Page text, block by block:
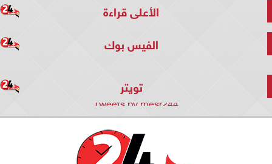
الأعلى قراءة
الفيس بوك
تويتر
Tweets by mesr244